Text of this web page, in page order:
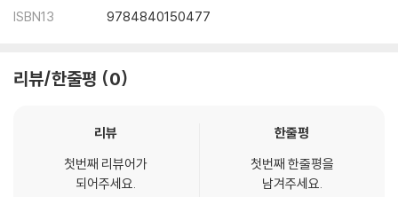
ISBN13
9784840150477
리뷰/한줄평 0
리뷰
첫번째 리뷰어가
되어주세요.
한줄평
첫번째 한줄평을
남겨주세요.